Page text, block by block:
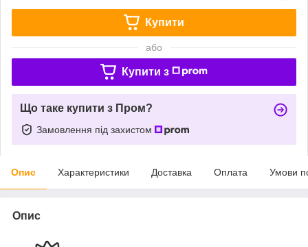
Купити
або
Купити з
Що таке купити з Пром?
Замовлення під захистом
Опис Характеристики Доставка Оплата Умови
Опис